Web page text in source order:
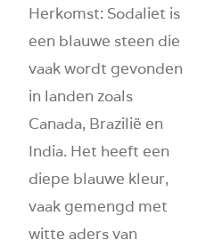
Herkomst: Sodaliet is
een blauwe steen die
vaak wordt gevonden
in landen zoals
Canada, Brazilië en
India. Het heeft een
diepe blauwe kleur,
vaak gemengd met
witte aders van